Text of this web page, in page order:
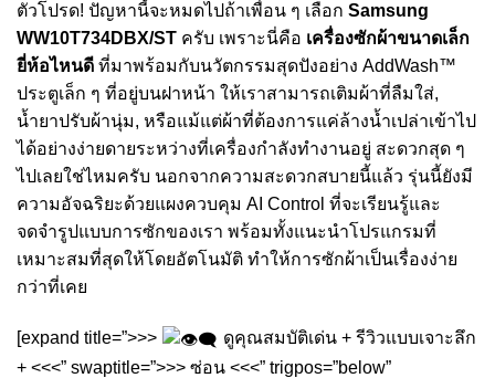
ตัวโปรด! ปัญหานี้จะหมดไปถ้าเพื่อน ๆ เลือก Samsung
WW10T734DBX/ST ครับ เพราะนี่คือ เครื่องซักผ้าขนาดเล็ก
ยี่ห้อไหนดี ที่มาพร้อมกับนวัตกรรมสุดปังอย่าง AddWash™
ประตูเล็ก ๆ ที่อยู่บนฝาหน้า ให้เราสามารถเติมผ้าที่ลืมใส่,
น้ำยาปรับผ้านุ่ม, หรือแม้แต่ผ้าที่ต้องการแค่ล้างน้ำเปล่าเข้าไป
ได้อย่างง่ายดายระหว่างที่เครื่องกำลังทำงานอยู่ สะดวกสุด ๆ
ไปเลยใช่ไหมครับ นอกจากความสะดวกสบายนี้แล้ว รุ่นนี้ยังมี
ความอัจฉริยะด้วยแผงควบคุม AI Control ที่จะเรียนรู้และ
จดจำรูปแบบการซักของเรา พร้อมทั้งแนะนำโปรแกรมที่
เหมาะสมที่สุดให้โดยอัตโนมัติ ทำให้การซักผ้าเป็นเรื่องง่าย
กว่าที่เคย
[expand title=”>>>
ดูคุณสมบัติเด่น + รีวิวแบบเจาะลึก
+ <<<” swaptitle=”>>> ซ่อน <<<” trigpos=”below”